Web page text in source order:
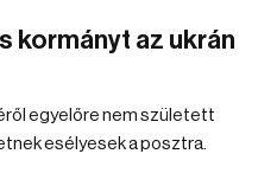
kormányt az ukrán
egyelőre nem született
esélyesek a posztra.